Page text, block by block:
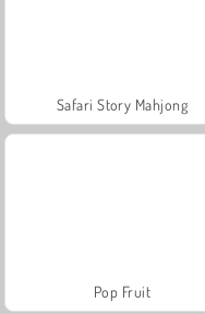
Safari Story Mahjong
Pop Fruit